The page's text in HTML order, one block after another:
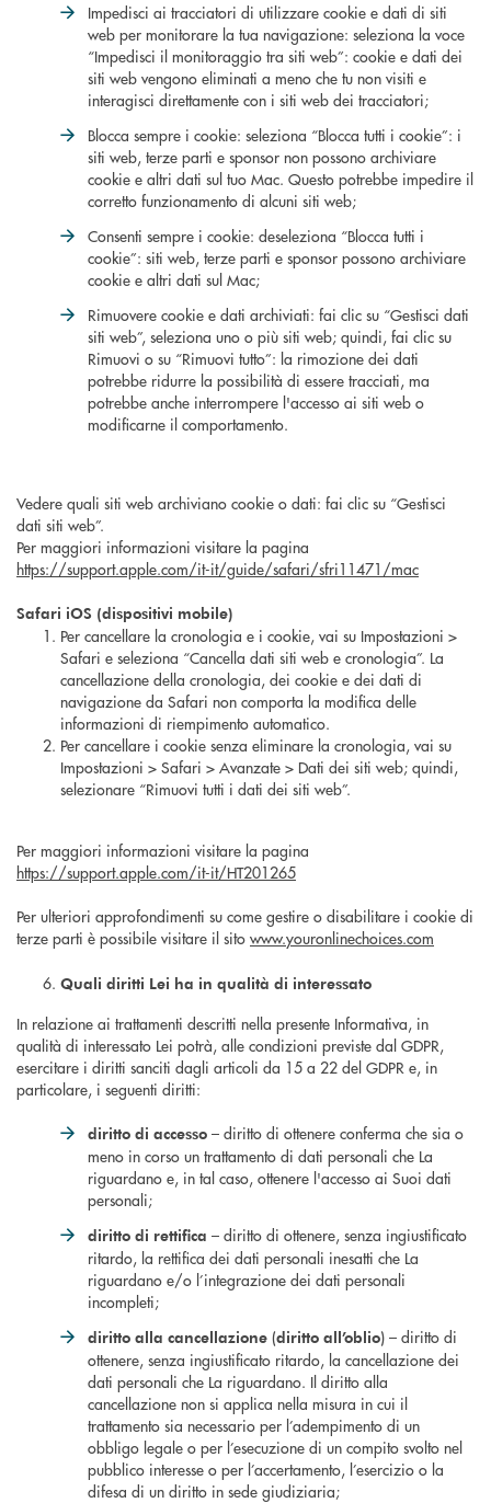
Impedisci ai tracciatori di utilizzare cookie e dati di siti
web per monitorare la tua navigazione: seleziona la voce
“Impedisci il monitoraggio tra siti web”: cookie e dati dei
siti web vengono eliminati a meno che tu non visiti e
interagisci direttamente con i siti web dei tracciatori;
Blocca sempre i cookie: seleziona “Blocca tutti i cookie”: i
siti web, terze parti e sponsor non possono archiviare
cookie e altri dati sul tuo Mac. Questo potrebbe impedire il
corretto funzionamento di alcuni siti web;
Consenti sempre i cookie: deseleziona “Blocca tutti i
cookie”: siti web, terze parti e sponsor possono archiviare
cookie e altri dati sul Mac;
Rimuovere cookie e dati archiviati: fai clic su “Gestisci dati
siti web”, seleziona uno o più siti web; quindi, fai clic su
Rimuovi o su “Rimuovi tutto”: la rimozione dei dati
potrebbe ridurre la possibilità di essere tracciati, ma
potrebbe anche interrompere l'accesso ai siti web o
modificarne il comportamento.
Vedere quali siti web archiviano cookie o dati: fai clic su “Gestisci
dati siti web”.
Per maggiori informazioni visitare la pagina
https://support.apple.com/it-it/guide/safari/sfri11471/mac
Safari iOS (dispositivi mobile)
Per cancellare la cronologia e i cookie, vai su Impostazioni >
Safari e seleziona “Cancella dati siti web e cronologia”. La
cancellazione della cronologia, dei cookie e dei dati di
navigazione da Safari non comporta la modifica delle
informazioni di riempimento automatico.
Per cancellare i cookie senza eliminare la cronologia, vai su
Impostazioni > Safari > Avanzate > Dati dei siti web; quindi,
selezionare “Rimuovi tutti i dati dei siti web”.
Per maggiori informazioni visitare la pagina
https://support.apple.com/it-it/HT201265
Per ulteriori approfondimenti su come gestire o disabilitare i cookie di
terze parti è possibile visitare il sito www.youronlinechoices.com
Quali diritti Lei ha in qualità di interessato
In relazione ai trattamenti descritti nella presente Informativa, in
qualità di interessato Lei potrà, alle condizioni previste dal GDPR,
esercitare i diritti sanciti dagli articoli da 15 a 22 del GDPR e, in
particolare, i seguenti diritti:
diritto di accesso – diritto di ottenere conferma che sia o
meno in corso un trattamento di dati personali che La
riguardano e, in tal caso, ottenere l'accesso ai Suoi dati
personali;
diritto di rettifica – diritto di ottenere, senza ingiustificato
ritardo, la rettifica dei dati personali inesatti che La
riguardano e/o l’integrazione dei dati personali
incompleti;
diritto alla cancellazione (diritto all’oblio) – diritto di
ottenere, senza ingiustificato ritardo, la cancellazione dei
dati personali che La riguardano. Il diritto alla
cancellazione non si applica nella misura in cui il
trattamento sia necessario per l’adempimento di un
obbligo legale o per l’esecuzione di un compito svolto nel
pubblico interesse o per l’accertamento, l’esercizio o la
difesa di un diritto in sede giudiziaria;